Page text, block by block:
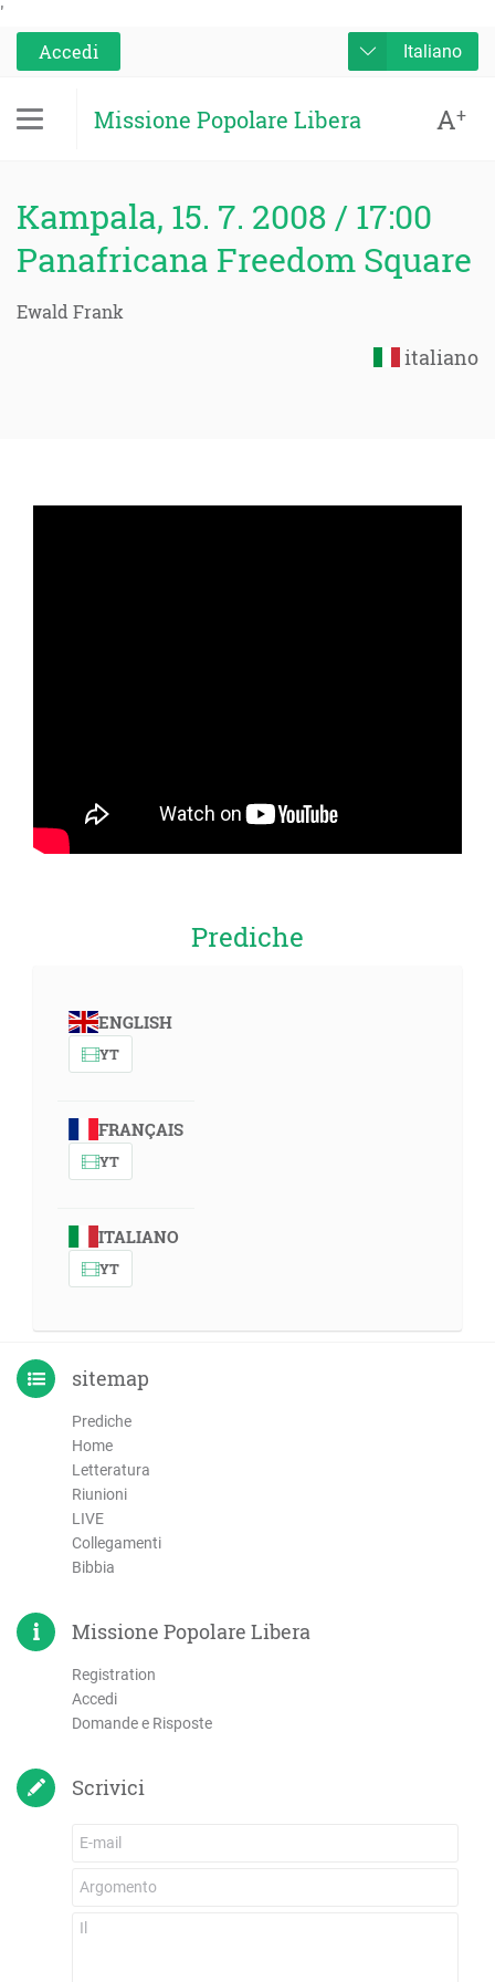
'
Accedi
Italiano
Missione Popolare Libera A+
Kampala, 15. 7. 2008 / 17:00
Panafricana Freedom Square
Ewald Frank
italiano
Prediche
ENGLISH
YT
FRANÇAIS
YT
ITALIANO
YT
sitemap
Prediche
Home
Letteratura
Riunioni
LIVE
Collegamenti
Bibbia
Missione Popolare Libera
Registration
Accedi
Domande e Risposte
Scrivici